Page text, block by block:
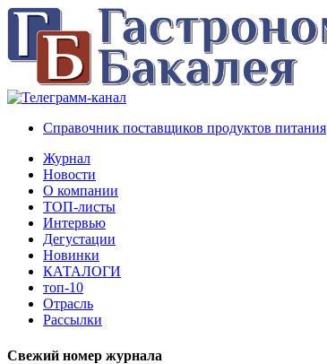
Справочник поставщиков продуктов питания
Журнал
Новости
О компании
ТОП-листы
Интервью
Дегустации
Новинки
КАТАЛОГИ
топ-10
Отрасль
Рассылки
Свежий номер журнала